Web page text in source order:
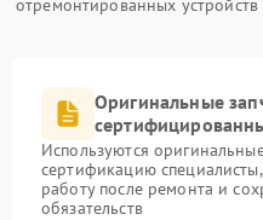
отремонтированных устройств
Оригинальные
Используются
сертификацию
работу после ремонта и
обязательств